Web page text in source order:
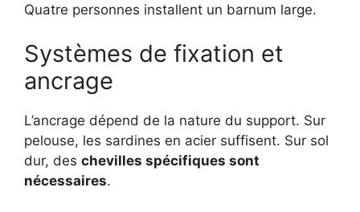
Quatre personnes installent un barnum large.
Systèmes de fixation et
ancrage
L’ancrage dépend de la nature du support. Sur
pelouse, les sardines en acier suffisent. Sur sol
dur, des chevilles spécifiques sont
nécessaires.